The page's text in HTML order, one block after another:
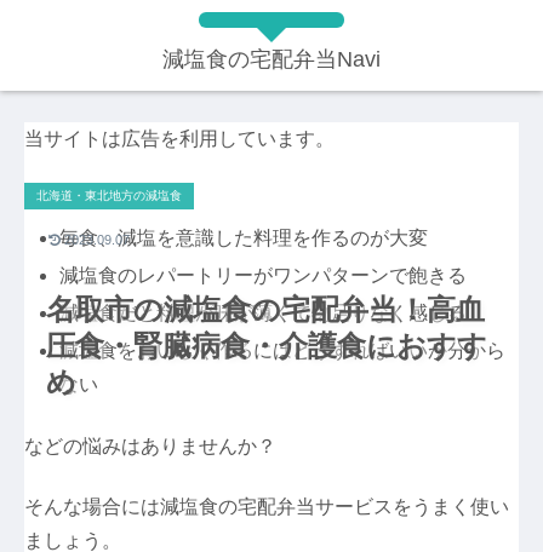
減塩食の宅配弁当Navi
当サイトは広告を利用しています。
名取市の減塩食の宅配弁当！高血
圧食・腎臓病食・介護食におすす
め
北海道・東北地方の減塩食
2023.09.07
毎食、減塩を意識した料理を作るのが大変
減塩食のレパートリーがワンパターンで飽きる
減塩食だと料理が味が薄くて物足りなく感じる
減塩食をおいしく作るにはどうすればいいか分から
ない
などの悩みはありませんか？
そんな場合には減塩食の宅配弁当サービスをうまく使い
ましょう。